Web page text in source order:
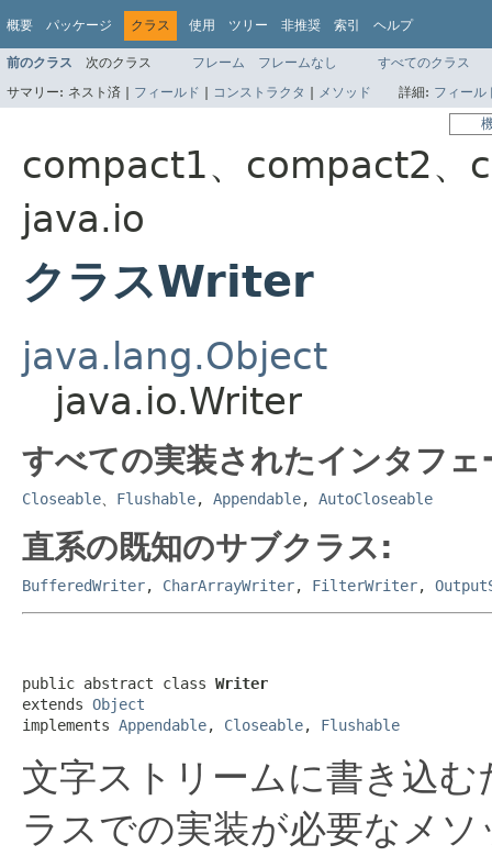
概要 パッケージ クラス 使用 ツリー 非推奨 索引 ヘルプ
前のクラス 次のクラス フレーム フレームなし
すべてのクラス
サマリー: ネスト済 | フィールド | コンストラクタ | メソッド 詳細: フィール
compact1、compact2、
java.io
クラスWriter
java.lang.Object
java.io.Writer
すべての実装されたインタフ
Closeable Flushable, Appendable, AutoCloseable
直系の既知のサブクラス:
BufferedWriter, CharArrayWriter, FilterWriter,
public abstract class Writer
extends Object
implements Appendable, Closeable, Flushable
文字ストリームに書き込
ラスでの実装が必要なメ